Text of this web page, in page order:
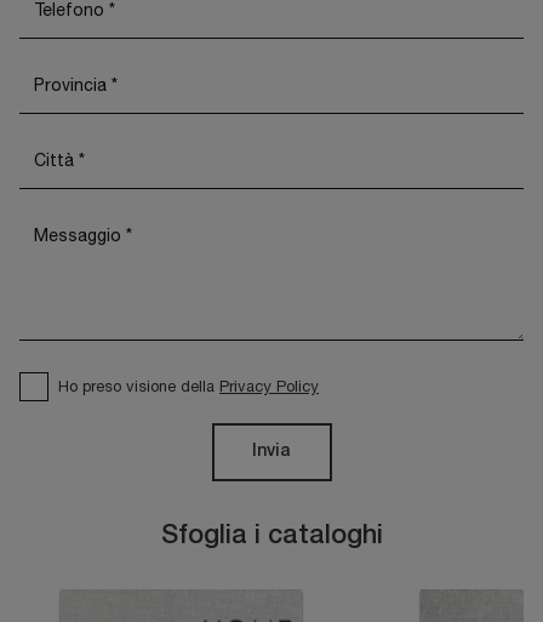
Sfoglia i cataloghi
Ho preso visione della Privacy Policy
Invia